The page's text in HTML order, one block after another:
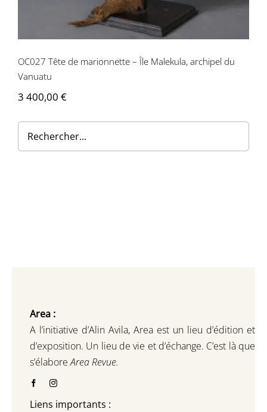
Contactez-nous
OC027 Tête de marionnette – Île Malekula, archipel du
Vanuatu
3 400,00 €
Area :
A l’initiative d’Alin Avila, Area est un lieu d’édition et
d’exposition. Un lieu de vie et d’échange. C’est là que
s’élaboreArea Revue.
Liens importants :